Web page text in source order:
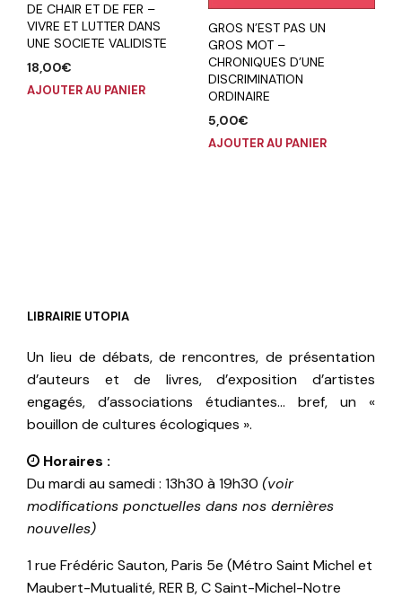
DE CHAIR ET DE FER –
VIVRE ET LUTTER DANS
UNE SOCIETE VALIDISTE
18,00€
AJOUTER AU PANIER
GROS N’EST PAS UN
GROS MOT –
CHRONIQUES D’UNE
DISCRIMINATION
ORDINAIRE
5,00€
AJOUTER AU PANIER
LIBRAIRIE UTOPIA
Un lieu de débats, de rencontres, de présentation
d’auteurs et de livres, d’exposition d’artistes
engagés, d’associations étudiantes… bref, un «
bouillon de cultures écologiques ».
Horaires :
Du mardi au samedi : 13h30 à 19h30 (voir
modifications ponctuelles dans nos dernières
nouvelles)
1 rue Frédéric Sauton, Paris 5e (Métro Saint Michel et
Maubert-Mutualité, RER B, C Saint-Michel-Notre